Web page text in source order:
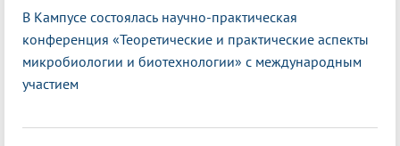
В Кампусе состоялась научно-практическая
конференция «Теоретические и практические аспекты
микробиологии и биотехнологии» с международным
участием